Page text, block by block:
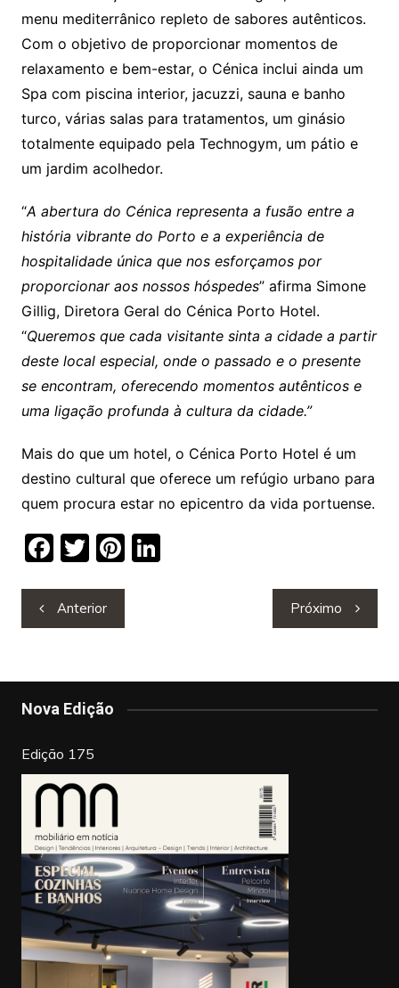
menu mediterrânico repleto de sabores autênticos.
Com o objetivo de proporcionar momentos de
relaxamento e bem-estar, o Cénica inclui ainda um
Spa com piscina interior, jacuzzi, sauna e banho
turco, várias salas para tratamentos, um ginásio
totalmente equipado pela Technogym, um pátio e
um jardim acolhedor.
“A abertura do Cénica representa a fusão entre a
história vibrante do Porto e a experiência de
hospitalidade única que nos esforçamos por
proporcionar aos nossos hóspedes” afirma Simone
Gillig, Diretora Geral do Cénica Porto Hotel.
“Queremos que cada visitante sinta a cidade a partir
deste local especial, onde o passado e o presente
se encontram, oferecendo momentos autênticos e
uma ligação profunda à cultura da cidade.”
Mais do que um hotel, o Cénica Porto Hotel é um
destino cultural que oferece um refúgio urbano para
quem procura estar no epicentro da vida portuense.
F
c
e
o
o
k
T
itt
er
Pi
e
Li
n
Navegação
de
Anterior Próximo
Nova Edição
Edição 175